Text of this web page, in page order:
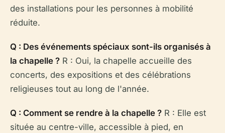
des installations pour les personnes à mobilité
réduite.
Q : Des événements spéciaux sont-ils organisés à
la chapelle ? R : Oui, la chapelle accueille des
concerts, des expositions et des célébrations
religieuses tout au long de l'année.
Q : Comment se rendre à la chapelle ? R : Elle est
située au centre-ville, accessible à pied, en